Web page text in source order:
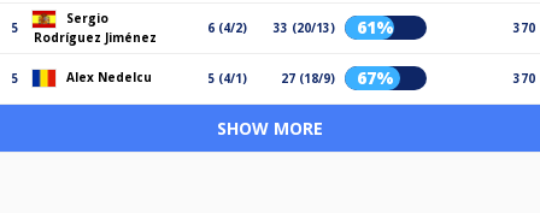
5
Sergio
Rodríguez Jiménez
6 (4/2) 33 (20/13) 61% 370
5 Alex Nedelcu 5 (4/1) 27 (18/9) 67% 370
SHOW MORE